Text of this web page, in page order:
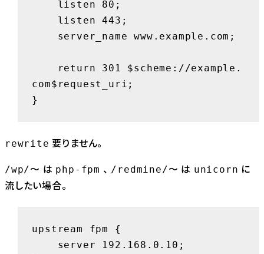
com$request_uri;
}
rewrite 要りません。
/wp/〜 は php-fpm 、 /redmine/〜 は unicorn に
流したい場合。
upstream fpm {